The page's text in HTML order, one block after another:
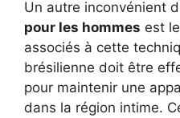
Un autre inconvénient
pour les hommes est
associés à cette
brésilienne doit être
pour maintenir une
dans la région intime.